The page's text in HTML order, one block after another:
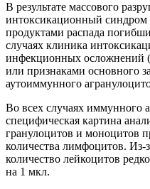
В результате массового
интоксикационный синдром
продуктами распада
случаях клиника
инфекционных осложнений
или признаками основного
аутоиммунного
Во всех случаях иммунного
специфическая картина
гранулоцитов и моноцитов
количества лимфоцитов. Из-
количество лейкоцитов
на 1 мкл.